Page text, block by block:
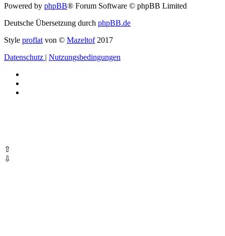
Powered by phpBB® Forum Software © phpBB Limited
Deutsche Übersetzung durch phpBB.de
Style proflat von © Mazeltof2017
Datenschutz | Nutzungsbedingungen
⇧
⇩